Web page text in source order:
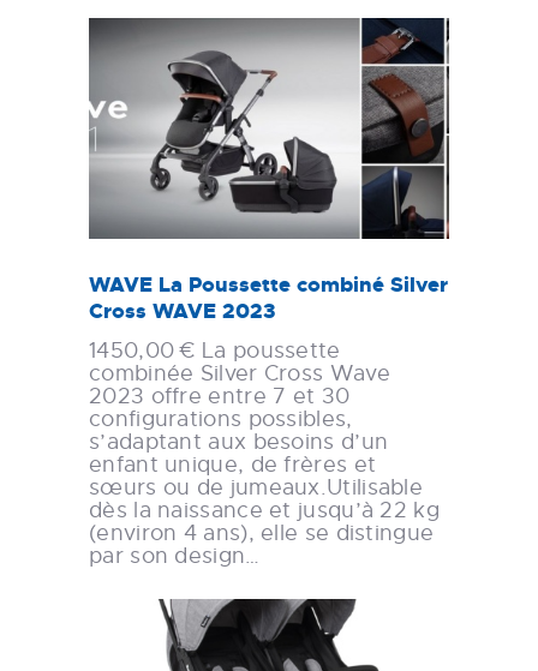
WAVE La Poussette combiné Silver
Cross WAVE 2023
1450,00 € La poussette
combinée Silver Cross Wave
2023 offre entre 7 et 30
configurations possibles,
s’adaptant aux besoins d’un
enfant unique, de frères et
sœurs ou de jumeaux.Utilisable
dès la naissance et jusqu’à 22 kg
(environ 4 ans), elle se distingue
par son design…